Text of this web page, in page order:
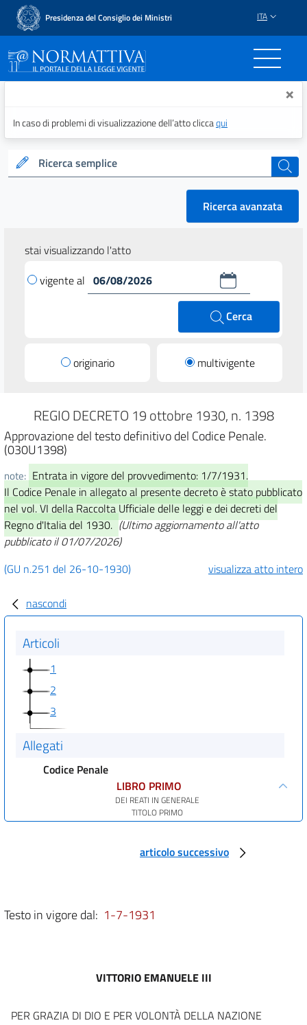
Presidenza del Consiglio dei Ministri ITA
Normattiva - Il portale ×
In caso di problemi di visualizzazione dell’atto cliccaqui
Ricerca semplice cerca
Ricerca avanzata
stai visualizzando l'atto
vigente al
Cerca
originario multivigente
REGIO DECRETO 19 ottobre 1930, n. 1398
Approvazione del testo definitivo del Codice Penale.
(030U1398)
note: Entrata in vigore del provvedimento: 1/7/1931.
Il Codice Penale in allegato al presente decreto è stato pubblicato
nel vol. VI della Raccolta Ufficiale delle leggi e dei decreti del
Regno d'Italia del 1930.(Ultimo aggiornamento all'atto
pubblicato il 01/07/2026)
(GU n.251 del 26-10-1930)
visualizza atto intero
nascondi
Articoli
1
2
3
Allegati
Codice Penale
LIBRO PRIMO
DEI REATI IN GENERALE
TITOLO PRIMO
DELLA LEGGE PENALE
art. 4
art. 8
articolo successivo
Testo in vigore dal: 1-7-1931
VITTORIO EMANUELE III
PER GRAZIA DI DIO E PER VOLONTÀ DELLA NAZIONE